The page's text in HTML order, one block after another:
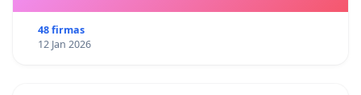
48 firmas
12 Jan 2026